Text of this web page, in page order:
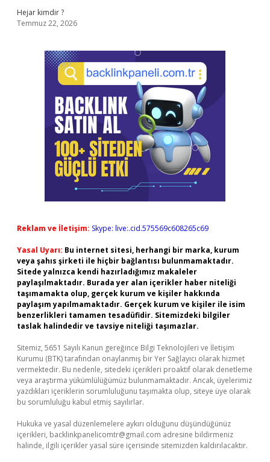
Hejar kimdir ?
Temmuz 22, 2026
Reklam ve İletişim: Skype: live:.cid.575569c608265c69
Yasal Uyarı: Bu internet sitesi, herhangi bir marka, kurum
veya şahıs şirketi ile hiçbir bağlantısı bulunmamaktadır.
Sitede yalnızca kendi hazırladığımız makaleler
paylaşılmaktadır. Burada yer alan içerikler haber niteliği
taşımamakta olup, gerçek kurum ve kişiler hakkında
paylaşım yapılmamaktadır. Gerçek kurum ve kişiler ile isim
benzerlikleri tamamen tesadüfidir. Sitemizdeki bilgiler
taslak halindedir ve tavsiye niteliği taşımazlar.
Sitemiz, 5651 Sayılı Kanun gereğince Bilgi Teknolojileri ve İletişim
Kurumu (BTK) tarafından onaylanmış bir Yer Sağlayıcı olarak hizmet
vermektedir. Bu nedenle, sitedeki içerikleri proaktif olarak denetleme
veya araştırma yükümlülüğümüz bulunmamaktadır. Ancak, üyelerimiz
yazdıkları içeriklerin sorumluluğunu taşımakta olup, siteye üye olarak
bu sorumluluğu kabul etmiş sayılırlar.
Hukuka ve yasal düzenlemelere aykırı olduğunu düşündüğünüz
içerikleri, backlinkpanelicomtr@gmail.com adresine bildirmeniz
halinde, ilgili içerikler yasal süre içerisinde sitemizden kaldırılacaktır.